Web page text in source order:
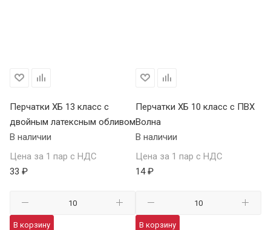
Перчатки ХБ 13 класс с
двойным латексным обливом
В наличии
Цена за 1 пар с НДС
33 ₽
В корзину
Перчатки ХБ 10 класс с ПВХ
Волна
В наличии
Цена за 1 пар с НДС
14 ₽
В корзину